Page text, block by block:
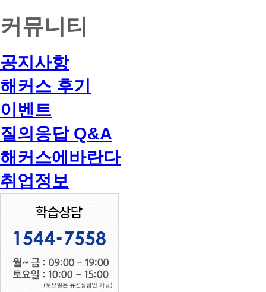
커뮤니티
공지사항
해커스 후기
이벤트
질의응답 Q&A
해커스에바란다
취업정보